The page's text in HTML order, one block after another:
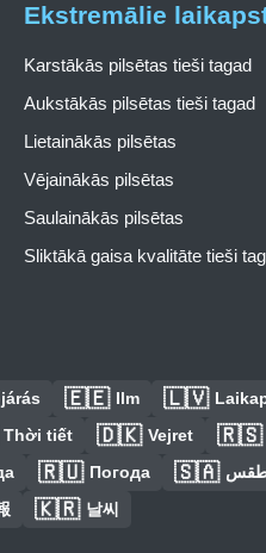
Ekstremālie
Karstākās pilsētas tieši tagad
Aukstākās pilsētas tieši tagad
Lietainākās pilsētas
Vējainākās pilsētas
Saulainākās pilsētas
Sliktākā gaisa kvalitāte tieši
🇪🇪 Ilm 🇱🇻
Thời tiết 🇩🇰 Vejret 🇷🇸
🇷🇺 Погода 🇸🇦
🇰🇷 날씨